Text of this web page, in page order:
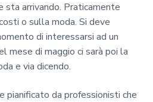
sta arrivando. Praticamente
o sulla moda. Si deve
di interessarsi ad un
mese di maggio ci sarà poi la
e via dicendo.
pianificato da professionisti che